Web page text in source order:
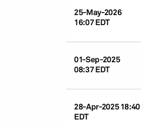
25-May-2026
16:07 EDT
01-Sep-2025
08:37 EDT
28-Apr-2025 18:40
EDT